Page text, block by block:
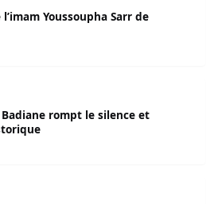
Youssoupha Sarr de
rompt le silence et